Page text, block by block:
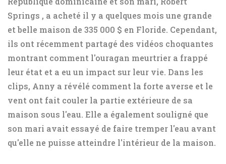
Springs , a acheté il y a quelques mois une grande
et belle maison de 335 000 $ en Floride. Cependant,
ils ont récemment partagé des vidéos choquantes
montrant comment l'ouragan meurtrier a frappé
leur état et a eu un impact sur leur vie. Dans les
clips, Anny a révélé comment la forte averse et le
vent ont fait couler la partie extérieure de sa
maison sous l'eau. Elle a également souligné que
son mari avait essayé de faire tremper l'eau avant
qu'elle ne puisse atteindre l'intérieur de la maison.